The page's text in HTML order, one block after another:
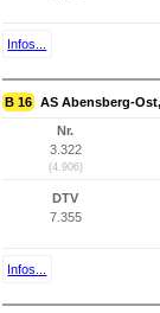
Infos...
B 16 AS Abensberg-
Nr.
3.322
(4.906)
DTV
7.355
Infos...